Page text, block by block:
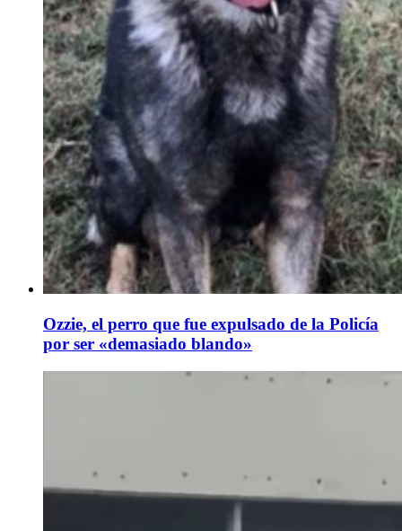
Ozzie, el perro que fue expulsado de la Policía
por ser «demasiado blando»